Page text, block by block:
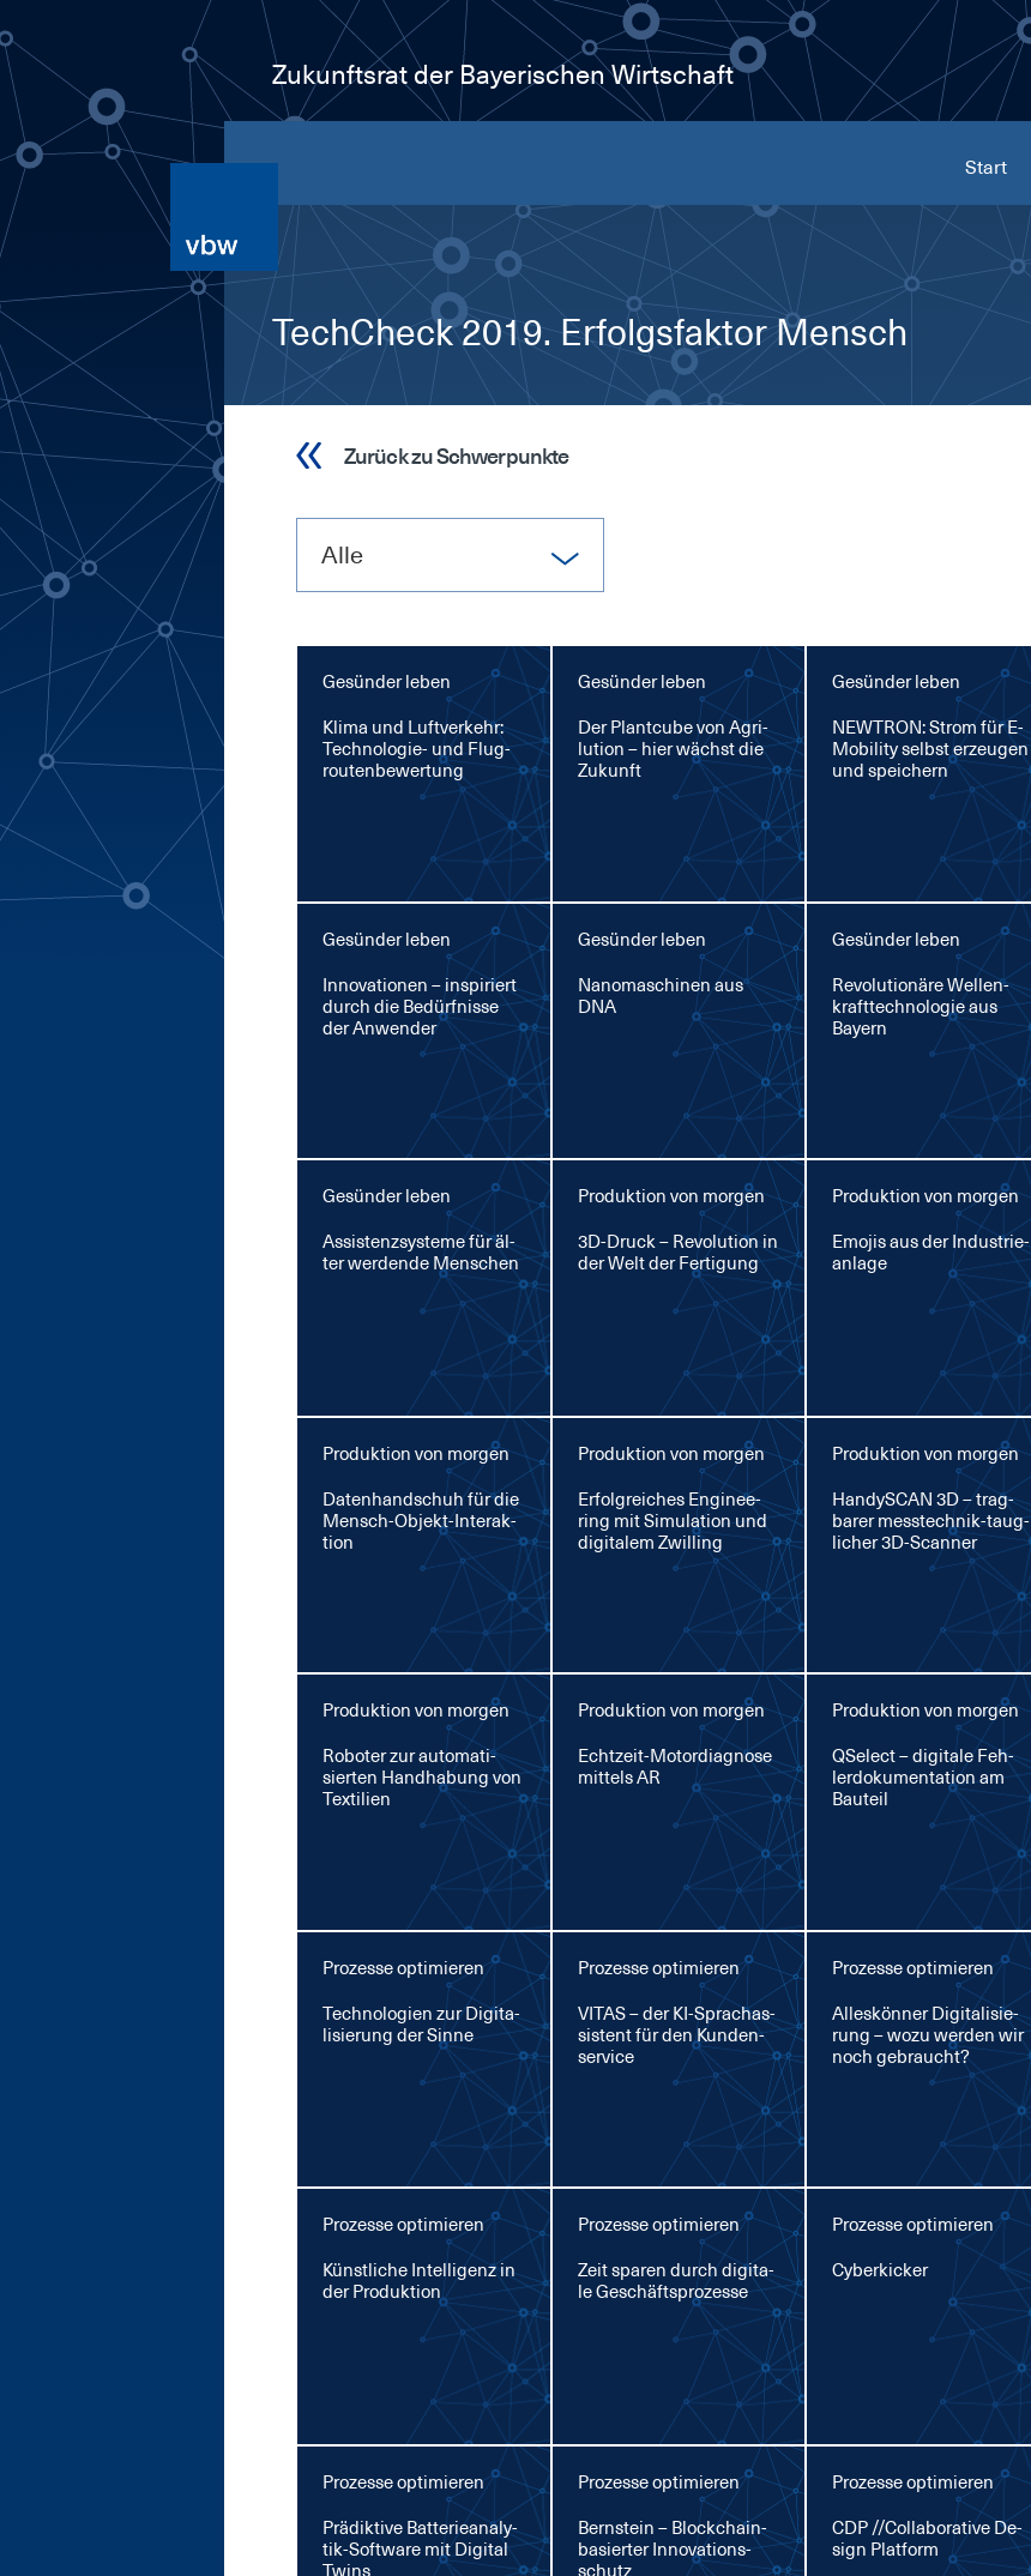
Zukunftsrat der Bayerischen Wirtschaft
Start
TechCheck 2019. Erfolgsfaktor Mensch
Zurück zu Schwerpunkte
Alle
Gesünder leben
Kli­ma und Luft­ver­kehr:
Tech­no­lo­gie- und Flug­
rou­ten­be­wer­tung
Gesünder leben
Der Plant­cu­be von Agri­
lu­ti­on – hier wächst die
Zu­kunft
Gesünder leben
NEW­TRON: Strom für E-
Mo­bi­li­ty selbst er­zeu­gen
und spei­chern
Gesünder leben
In­no­va­tio­nen – in­spi­riert
durch die Be­dürf­nis­se
der An­wen­der
Gesünder leben
Na­no­ma­schi­nen aus
DNA
Gesünder leben
Re­vo­lu­tio­nä­re Wel­len­
kraft­tech­no­lo­gie aus
Bay­ern
Gesünder leben
As­sis­tenz­sys­te­me für äl­
ter wer­den­de Men­schen
Produktion von morgen
3D-Druck – Re­vo­lu­ti­on in
der Welt der Fer­ti­gung
Produktion von morgen
Emo­jis aus der In­dus­trie­
an­la­ge
Produktion von morgen
Da­ten­hand­schuh für die
Mensch-Ob­jekt-In­ter­ak­
ti­on
Produktion von morgen
Er­folg­rei­ches En­gi­nee­
ring mit Si­mu­la­ti­on und
di­gi­ta­lem Zwil­ling
Produktion von morgen
Han­dy­SCAN 3D – trag­
ba­rer mess­tech­nik-taug­
li­cher 3D-Scan­ner
Produktion von morgen
Ro­bo­ter zur au­to­ma­ti­
sier­ten Hand­ha­bung von
Tex­ti­li­en
Produktion von morgen
Echt­zeit-Mo­tor­dia­gno­se
mit­tels AR
Produktion von morgen
QSelect – di­gi­ta­le Feh­
ler­do­ku­men­ta­ti­on am
Bau­teil
Prozesse optimieren
Tech­no­lo­gi­en zur Di­gi­ta­
li­sie­rung der Sin­ne
Prozesse optimieren
VI­TAS – der KI-Sprachas­
sis­tent für den Kun­den­
ser­vice
Prozesse optimieren
Al­les­kön­ner Di­gi­ta­li­sie­
rung – wo­zu wer­den wir
noch ge­braucht?
Prozesse optimieren
Künst­li­che In­tel­li­genz in
der Pro­duk­ti­on
Prozesse optimieren
Zeit spa­ren durch di­gi­ta­
le Ge­schäfts­pro­zes­se
Prozesse optimieren
Cy­ber­ki­cker
Prozesse optimieren
Prä­dik­ti­ve Bat­te­rie­ana­ly­
tik-Soft­ware mit Di­gi­tal
Twins
Prozesse optimieren
Bern­stein – Block­chain-
ba­sier­ter In­no­va­ti­ons­
schutz
Prozesse optimieren
CDP //Col­la­bo­ra­ti­ve De­
sign Plat­form